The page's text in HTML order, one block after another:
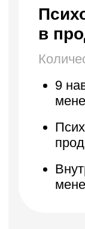
6. Работа
Анализ и
Подходы
с